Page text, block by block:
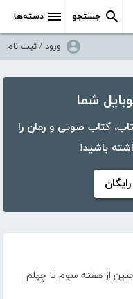
دسته‌ها جستجو
ورود / ثبت نام
کتابراه، بیش از ۵۰،۰۰۰ کتاب، کتاب صوتی و رمان را
باشید!
از هفته سوم تا چهلم